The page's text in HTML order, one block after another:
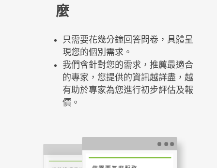
麼
只需要花幾分鐘回答問卷，具體呈
現您的個別需求。
我們會針對您的需求，推薦最適合
的專家，您提供的資訊越詳盡，越
有助於專家為您進行初步評估及報
價。